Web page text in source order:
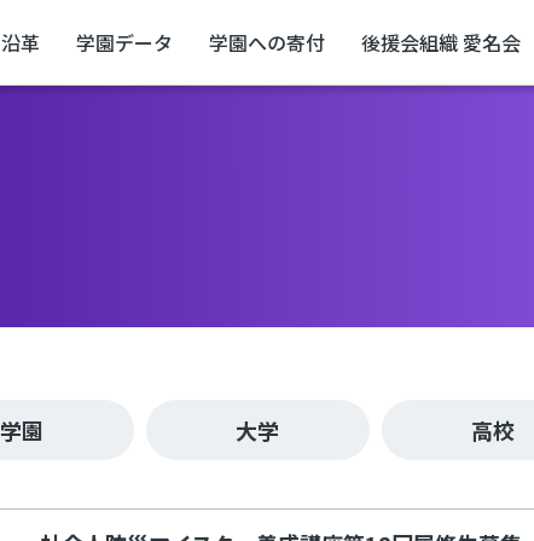
沿革 学園データ 学園への寄付 後援会組織 愛名会
学園 大学 高校